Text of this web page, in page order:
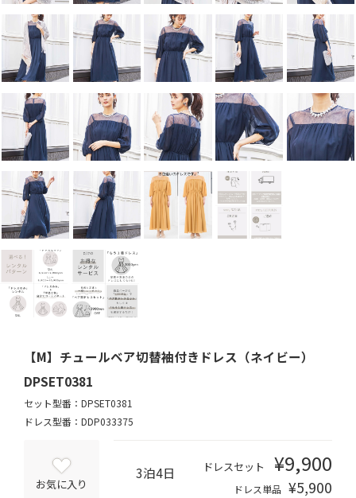
【M】チュールベア切替袖付きドレス（ネイビー）
DPSET0381
セット型番：DPSET0381
ドレス型番：DDP033375
お気に入り
3泊4日 ドレスセット ¥9,900
ドレス単品 ¥5,900